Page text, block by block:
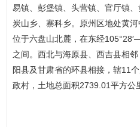
易镇、彭堡镇、头营镇、官厅镇、
炭山乡、寨科乡。原州区地处黄
位于六盘山北麓，在东经
之间。西北与海原县、西吉县相
阳县及甘肃省的环县相接，辖11
政村，土地总面积2739.01平方公